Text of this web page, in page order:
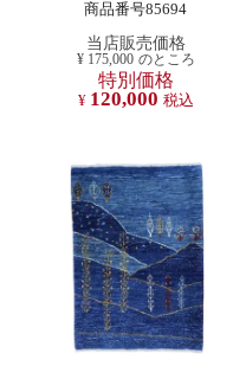
商品番号85694
当店販売価格
¥ 175,000 のところ
特別価格
¥ 120,000 税込